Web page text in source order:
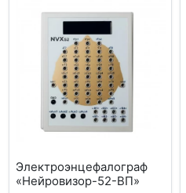
Электроэнцефалограф
«Нейровизор-52-ВП»